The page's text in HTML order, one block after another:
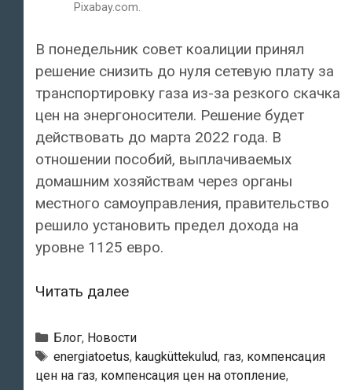
Pixabay.com.
В понедельник совет коалиции принял
решение снизить до нуля сетевую плату за
транспортировку газа из-за резкого скачка
цен на энергоносители. Решение будет
действовать до марта 2022 года. В
отношении пособий, выплачиваемых
домашним хозяйствам через органы
местного самоуправления, правительство
решило установить предел дохода на
уровне 1125 евро.
Читать далееСетевая
за
газ
будет
Рубрики
Блог, Новости
Метки
energiatoetus, kaugküttekulud, газ, компенсация
цен на газ, компенсация цен на отопление,